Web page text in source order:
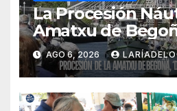
La Procesión
Amatxu de
la ría el 14 de
embarcaciones
AGO 6, 2026